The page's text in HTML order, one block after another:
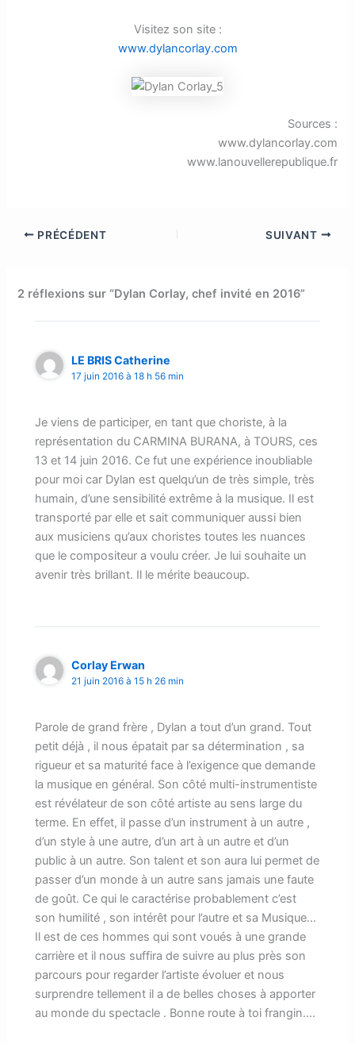
Visitez son site :
www.dylancorlay.com
Sources :
www.dylancorlay.com
www.lanouvellerepublique.fr
PRÉCÉDENT SUIVANT
2 réflexions sur “Dylan Corlay, chef invité en 2016”
LE BRIS Catherine
17 juin 2016 à 18 h 56 min
Je viens de participer, en tant que choriste, à la
représentation du CARMINA BURANA, à TOURS, ces
13 et 14 juin 2016. Ce fut une expérience inoubliable
pour moi car Dylan est quelqu’un de très simple, très
humain, d’une sensibilité extrême à la musique. Il est
transporté par elle et sait communiquer aussi bien
aux musiciens qu’aux choristes toutes les nuances
que le compositeur a voulu créer. Je lui souhaite un
avenir très brillant. Il le mérite beaucoup.
Corlay Erwan
21 juin 2016 à 15 h 26 min
Parole de grand frère , Dylan a tout d’un grand. Tout
petit déjà , il nous épatait par sa détermination , sa
rigueur et sa maturité face à l’exigence que demande
la musique en général. Son côté multi-instrumentiste
est révélateur de son côté artiste au sens large du
terme. En effet, il passe d’un instrument à un autre ,
d’un style à une autre, d’un art à un autre et d’un
public à un autre. Son talent et son aura lui permet de
passer d’un monde à un autre sans jamais une faute
de goût. Ce qui le caractérise probablement c’est
son humilité , son intérêt pour l’autre et sa Musique…
Il est de ces hommes qui sont voués à une grande
carrière et il nous suffira de suivre au plus près son
parcours pour regarder l’artiste évoluer et nous
surprendre tellement il a de belles choses à apporter
au monde du spectacle . Bonne route à toi frangin….